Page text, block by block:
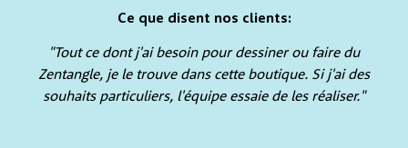
Ce que disent nos clients:
"Tout ce dont j'ai besoin pour dessiner ou faire du
Zentangle, je le trouve dans cette boutique. Si j'ai des
souhaits particuliers, l'équipe essaie de les réaliser."